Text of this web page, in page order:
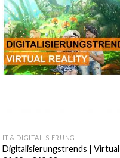
IT & DIGITALISIERUNG
Digitalisierungstrends | Virtual